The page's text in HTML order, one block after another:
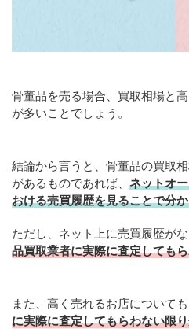
骨董品を売る場合、買取相場と
が多いことでしょう。
結論から言うと、骨董品の買取
があるものであれば、 ネットオ
おける売買履歴を見ることで分
ただし、ネット上に売買履歴がな
品買取業者に実際に査定しても
また、高く売れるお店についても
に実際に査定してもらわない限